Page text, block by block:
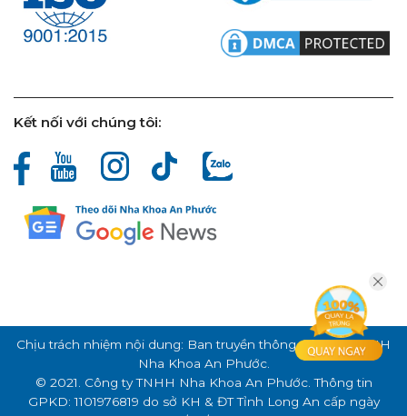
Kết nối với chúng tôi:
Chịu trách nhiệm nội dung: Ban truyền thông Công ty TNHH
Nha Khoa An Phước.
© 2021. Công ty TNHH Nha Khoa An Phước. Thông tin
GPKD: 1101976819 do sở KH & ĐT Tỉnh Long An cấp ngày